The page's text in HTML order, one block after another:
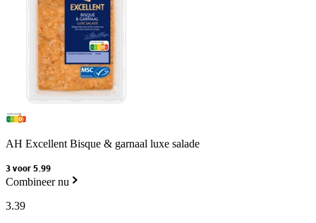
AH Excellent Bisque & garnaal luxe salade
3 voor 5.99
Combineer nu
3.39